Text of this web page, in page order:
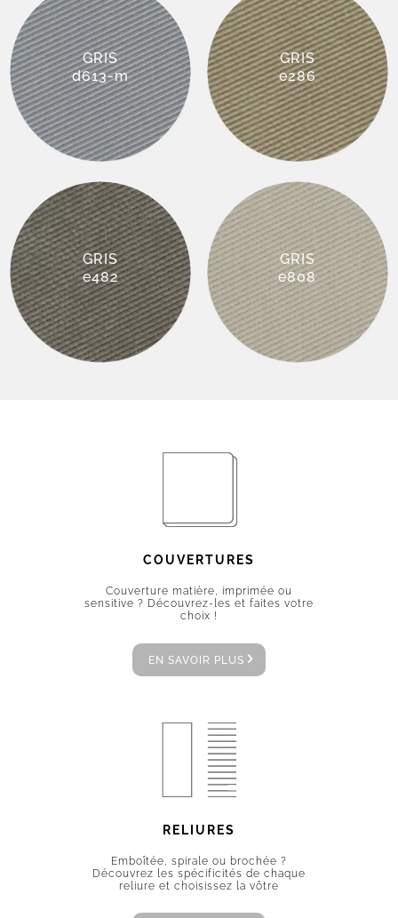
GRIS
d613-m
GRIS
e286
GRIS
e482
GRIS
e808
COUVERTURES
Couverture matière, imprimée ou
sensitive ? Découvrez-les et faites votre
choix !
EN SAVOIR PLUS
RELIURES
Emboîtée, spirale ou brochée ?
Découvrez les spécificités de chaque
reliure et choisissez la vôtre